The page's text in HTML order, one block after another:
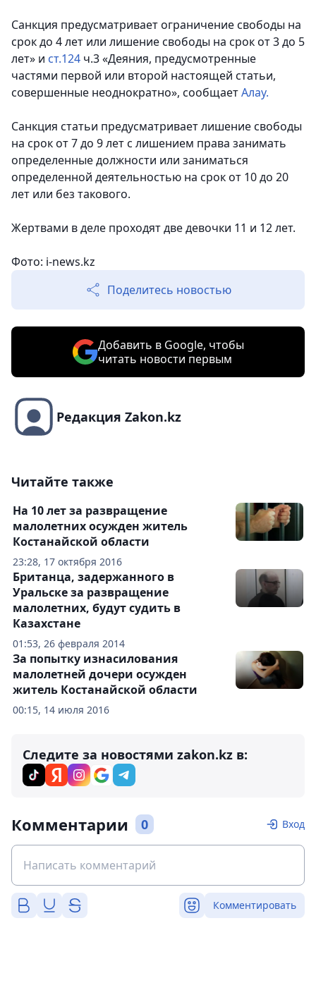
Санкция предусматривает ограничение свободы на
срок до 4 лет или лишение свободы на срок от 3 до 5
лет» и ст.124 ч.3 «Деяния, предусмотренные
частями первой или второй настоящей статьи,
совершенные неоднократно», сообщаетАлау.
Санкция статьи предусматривает лишение свободы
на срок от 7 до 9 лет с лишением права занимать
определенные должности или заниматься
определенной деятельностью на срок от 10 до 20
лет или без такового.
Жертвами в деле проходят две девочки 11 и 12 лет.
Фото: i-news.kz
Поделитесь новостью
Добавить в Google, чтобы
читать новости первым
Редакция Zakon.kz
Читайте также
23:28, 17 октября 2016
На 10 лет за развращение
малолетних осужден житель
Костанайской области
01:53, 26 февраля 2014
Британца, задержанного в
Уральске за развращение
малолетних, будут судить в
Казахстане
00:15, 14 июля 2016
За попытку изнасилования
малолетней дочери осужден
житель Костанайской области
Следите за новостями zakon.kz в:
Комментарии 0 Вход
Комментировать